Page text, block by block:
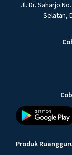
Jl. Dr. Saharjo
Selatan,
Produk